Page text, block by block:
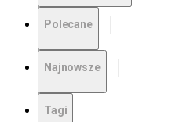
Polecane
Najnowsze
Tagi